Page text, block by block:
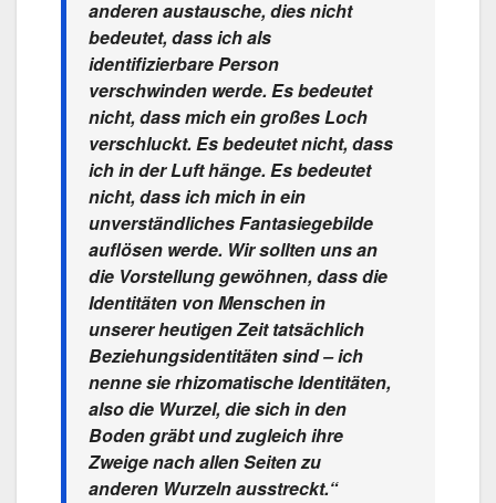
anderen austausche, dies nicht
bedeutet, dass ich als
identifizierbare Person
verschwinden werde. Es bedeutet
nicht, dass mich ein großes Loch
verschluckt. Es bedeutet nicht, dass
ich in der Luft hänge. Es bedeutet
nicht, dass ich mich in ein
unverständliches Fantasiegebilde
auflösen werde. Wir sollten uns an
die Vorstellung gewöhnen, dass die
Identitäten von Menschen in
unserer heutigen Zeit tatsächlich
Beziehungsidentitäten sind – ich
nenne sie rhizomatische Identitäten,
also die Wurzel, die sich in den
Boden gräbt und zugleich ihre
Zweige nach allen Seiten zu
anderen Wurzeln ausstreckt.“